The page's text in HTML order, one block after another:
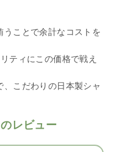
ことで余計なコストを
ティにこの価格で戦え
こだわりの日本製シャ
レビュー